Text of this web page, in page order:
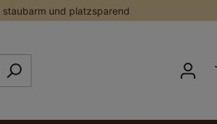
staubarm und platzsparend